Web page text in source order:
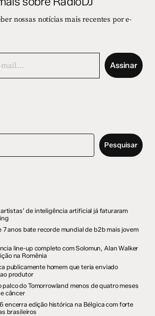
nossas notícias mais recentes por e-
Assinar
Pesquisar
de inteligência artificial já faturaram
7 anos bate recorde mundial de b2b mais jovem
line-up completo com Solomun, Alan Walker
na Romênia
publicamente homem que teria enviado
produtor
palco do Tomorrowland menos de quatro meses
câncer
encerra edição histórica na Bélgica com forte
brasileiros